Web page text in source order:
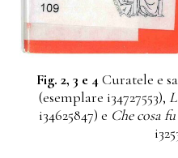
Fig. 2, 3 e 4Curatele e
(esemplare i34727553),
i34625847) e Che cosa